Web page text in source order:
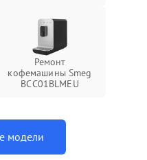
Ремонт
кофемашины Smeg
BCC01BLMEU
модели